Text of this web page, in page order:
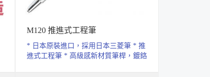
M120 推進式工程筆
* 日本原裝進口，採用日本三菱筆 * 推
進式工程筆 * 高級感新材質筆桿，鍍鉻